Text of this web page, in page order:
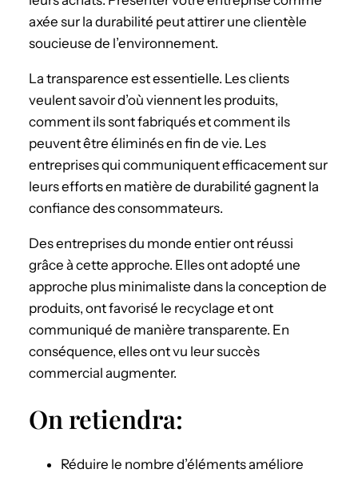
axée sur la durabilité peut attirer une clientèle
soucieuse de l’environnement.
La transparence est essentielle. Les clients
veulent savoir d’où viennent les produits,
comment ils sont fabriqués et comment ils
peuvent être éliminés en fin de vie. Les
entreprises qui communiquent efficacement sur
leurs efforts en matière de durabilité gagnent la
confiance des consommateurs.
Des entreprises du monde entier ont réussi
grâce à cette approche. Elles ont adopté une
approche plus minimaliste dans la conception de
produits, ont favorisé le recyclage et ont
communiqué de manière transparente. En
conséquence, elles ont vu leur succès
commercial augmenter.
On retiendra:
Réduire le nombre d’éléments améliore